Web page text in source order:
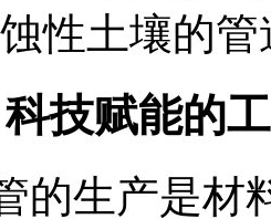
性土壤的
技赋能的
的生产是